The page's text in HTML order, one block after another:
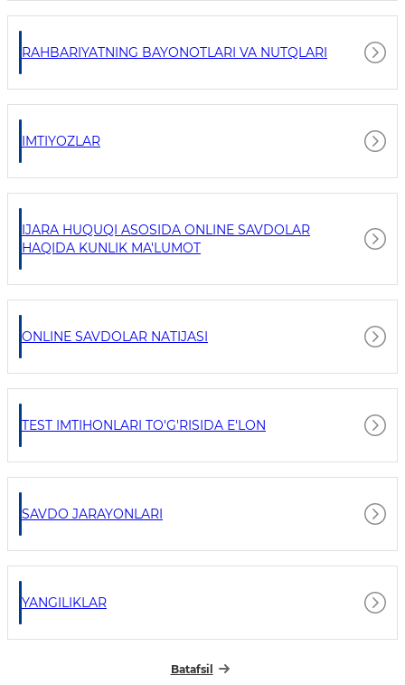
RAHBARIYATNING BAYONOTLARI VA NUTQLARI
IMTIYOZLAR
IJARA HUQUQI ASOSIDA ONLINE SAVDOLAR
HAQIDA KUNLIK MA'LUMOT
ONLINE SAVDOLAR NATIJASI
TEST IMTIHONLARI TO'G'RISIDA E'LON
SAVDO JARAYONLARI
YANGILIKLAR
Batafsil